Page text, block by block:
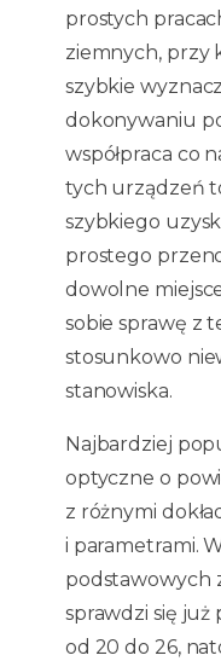
prostych
ziemnych, przy
szybkie
dokonywaniu
współpraca co
tych urządzeń
szybkiego
prostego
dowolne
sobie sprawę z
stosunkowo
stanowiska.
Najbardziej
optyczne o
z różnymi
i parametrami.
podstawowych
sprawdzi się już
od 20 do 26,